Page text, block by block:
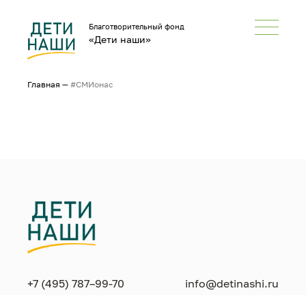
Благотворительный фонд
«Дети наши»
Главная — #СМИонас
+7 (495) 787–99-70 info@detinashi.ru